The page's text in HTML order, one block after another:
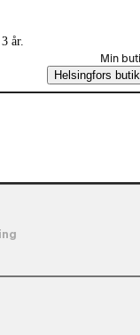
år.
Min
Helsingfors butik